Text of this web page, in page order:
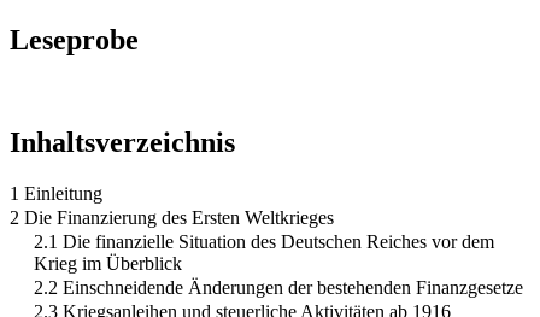
Leseprobe
Inhaltsverzeichnis
1 Einleitung
2 Die Finanzierung des Ersten Weltkrieges
2.1 Die finanzielle Situation des Deutschen Reiches vor dem
Krieg im Überblick
2.2 Einschneidende Änderungen der bestehenden Finanzgesetze
2.3 Kriegsanleihen und steuerliche Aktivitäten ab 1916